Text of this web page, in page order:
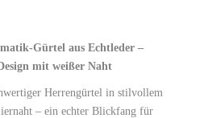
Gürtel aus Echtleder –
mit weißer Naht
Herrengürtel in stilvollem
– ein echter Blickfang für